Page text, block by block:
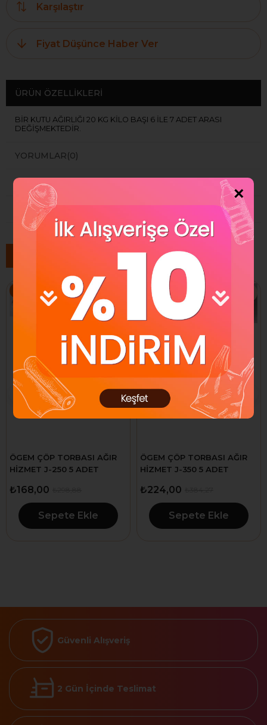
Karşılaştır
Fiyat Düşünce Haber Ver
ÜRÜN ÖZELLIKLERI
BİR KUTU AĞIRLIĞI 20 KG KİLO BAŞI 6 İLE 7 ADET ARASI
DEĞİŞMEKTEDİR.
YORUMLAR(0)
ÖDEME SEÇENEKLERI
ÜRÜN ÖNERILERI
Benzer Ürünler
ÖGEM ÇÖP TORBASI AĞIR
HİZMET J-250 5 ADET
₺168,00
Sepete Ekle
ÖGEM ÇÖP TORBASI AĞIR
HİZMET J-350 5 ADET
₺224,00
Sepete Ekle
%42
Güvenli Alışveriş
2 Gün İçinde Teslimat
×